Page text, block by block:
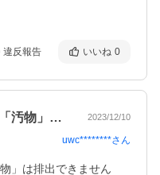
違反報告 いいね 0
かなり勢いよく注水しないと「汚物」は排… 2023/12/10
uwc********さん
」は排出できません